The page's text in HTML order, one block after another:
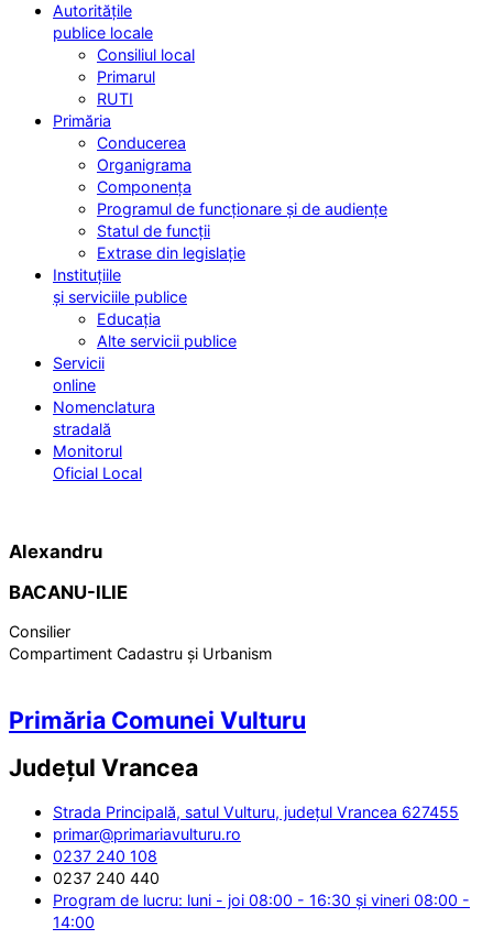
Autoritățile
publice locale
Consiliul local
Primarul
RUTI
Primăria
Conducerea
Organigrama
Componența
Programul de funcționare și de audiențe
Statul de funcții
Extrase din legislație
Instituțiile
și serviciile publice
Educația
Alte servicii publice
Servicii
online
Nomenclatura
stradală
Monitorul
Oficial Local
Alexandru
BACANU-ILIE
Consilier
Compartiment Cadastru și Urbanism
Primăria Comunei Vulturu
Județul Vrancea
Strada Principală, satul Vulturu, județul Vrancea 627455
primar@primariavulturu.ro
0237 240 108
0237 240 440
Program de lucru: luni - joi 08:00 - 16:30 și vineri 08:00 -
14:00